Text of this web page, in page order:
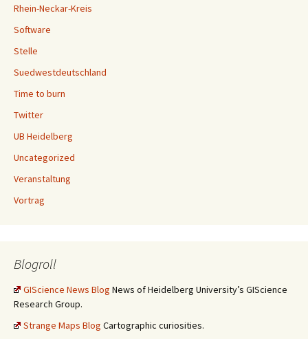
Rhein-Neckar-Kreis
Software
Stelle
Suedwestdeutschland
Time to burn
Twitter
UB Heidelberg
Uncategorized
Veranstaltung
Vortrag
Blogroll
GIScience News Blog News of Heidelberg University’s GIScience
Research Group.
Strange Maps Blog Cartographic curiosities.